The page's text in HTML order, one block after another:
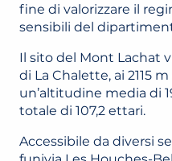
fine di valorizzare il
sensibili del
Il sito del Mont Lachat
di La Chalette, ai 2115
un’altitudine media di
totale di 107,2 ettari.
Accessibile da diversi